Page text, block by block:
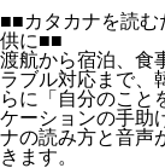
■■カタカナを読
供に■■
渡航から宿泊、食
ラブル対応まで、
らに「自分のこと
ケーションの手助
ナの読み方と音声
きます。